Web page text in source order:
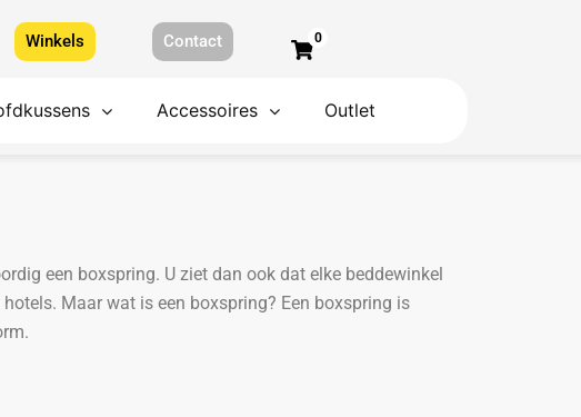
Winkels Contact 0
Accessoires Outlet
een boxspring. U ziet dan ook dat elke beddewinkel
Maar wat is een boxspring? Een boxspring is